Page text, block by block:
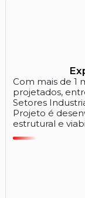
Com mais de 1
projetados,
Setores
Projeto é
estrutural e